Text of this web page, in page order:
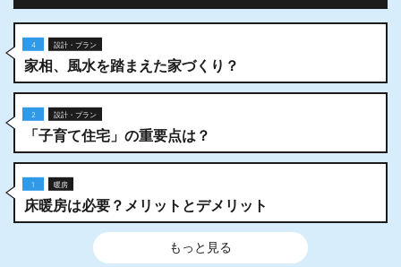
4 設計・プラン
家相、風水を踏まえた家づくり？
2 設計・プラン
「子育て住宅」の重要点は？
1 暖房
床暖房は必要？メリットとデメリット
もっと見る